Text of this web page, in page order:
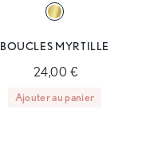
BOUCLES MYRTILLE
24,00 €
Ajouter au panier